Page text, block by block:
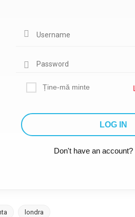
Ține-mă minte
Don't have an account?
londra